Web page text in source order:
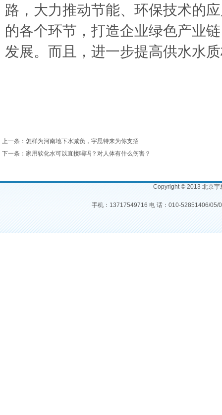
路，大力推动节能、环保技术的
的各个环节，打造企业绿色产业
发展。而且，进一步提高供水水
上一条： 怎样为河南地下水减负，宇思特来为你支招
下一条： 家用软化水可以直接喝吗？对人体有什么伤害？
Copyright © 2013 北京宇
手机：13717549716 电 话：010-52851406/05/